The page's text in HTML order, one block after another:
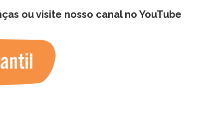
ou visite nosso canal no YouTube